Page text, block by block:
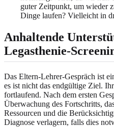
guter Zeitpunkt, um wieder
Dinge laufen? Vielleicht in
Anhaltende
Legasthenie-
Das Eltern-Lehrer-Gespräch ist
es ist nicht das endgültige Ziel.
fortlaufend. Nach dem ersten
Überwachung des Fortschritts,
Ressourcen und die
Diagnose verlagern, falls dies